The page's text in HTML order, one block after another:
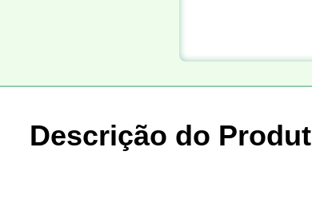
Descrição do